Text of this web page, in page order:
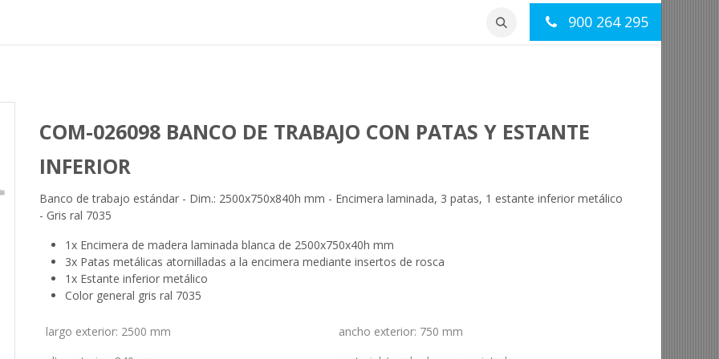
900 264 295
COM-026098 BANCO DE TRABAJO CON PATAS Y ESTANTE
INFERIOR
Banco de trabajo estándar - Dim.: 2500x750x840h mm - Encimera laminada, 3 patas, 1 estante inferior metálico
- Gris ral 7035
1x Encimera de madera laminada blanca de 2500x750x40h mm
3x Patas metálicas atornilladas a la encimera mediante insertos de rosca
1x Estante inferior metálico
Color general gris ral 7035
largo exterior: 2500 mm ancho exterior: 750 mm